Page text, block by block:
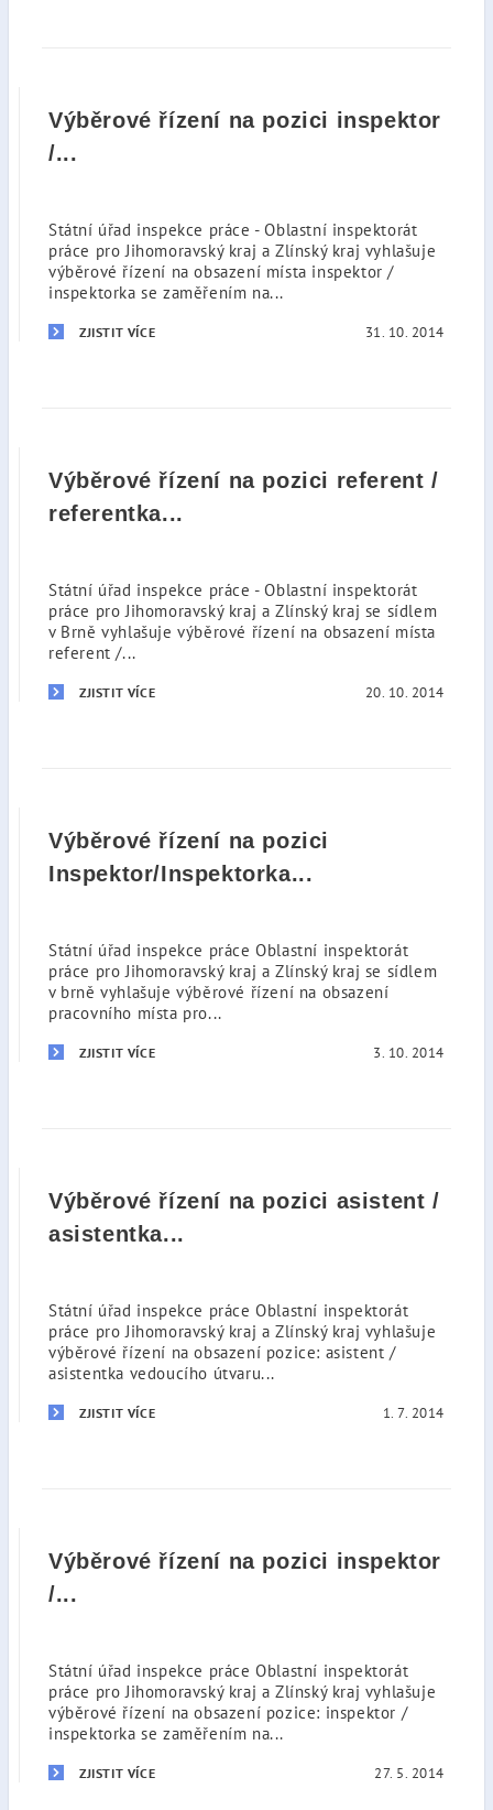
Výběrové řízení na pozici inspektor
/...
Státní úřad inspekce práce - Oblastní inspektorát
práce pro Jihomoravský kraj a Zlínský kraj vyhlašuje
výběrové řízení na obsazení místa inspektor /
inspektorka se zaměřením na...
ZJISTIT VÍCE 31. 10. 2014
Výběrové řízení na pozici referent /
referentka...
Státní úřad inspekce práce - Oblastní inspektorát
práce pro Jihomoravský kraj a Zlínský kraj se sídlem
v Brně vyhlašuje výběrové řízení na obsazení místa
referent /...
ZJISTIT VÍCE 20. 10. 2014
Výběrové řízení na pozici
Inspektor/Inspektorka...
Státní úřad inspekce práce Oblastní inspektorát
práce pro Jihomoravský kraj a Zlínský kraj se sídlem
v brně vyhlašuje výběrové řízení na obsazení
pracovního místa pro...
ZJISTIT VÍCE 3. 10. 2014
Výběrové řízení na pozici asistent /
asistentka...
Státní úřad inspekce práce Oblastní inspektorát
práce pro Jihomoravský kraj a Zlínský kraj vyhlašuje
výběrové řízení na obsazení pozice: asistent /
asistentka vedoucího útvaru...
ZJISTIT VÍCE 1. 7. 2014
Výběrové řízení na pozici inspektor
/...
Státní úřad inspekce práce Oblastní inspektorát
práce pro Jihomoravský kraj a Zlínský kraj vyhlašuje
výběrové řízení na obsazení pozice: inspektor /
inspektorka se zaměřením na...
ZJISTIT VÍCE 27. 5. 2014